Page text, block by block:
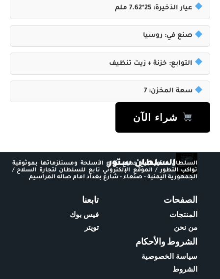
عيار الذخيرة: 25*7.62 ملم
صنع في: روسيا
التوابع: خزنة + زيت تنظيف
سعة المخزن: 7
شراء الآن
السلطان ستور
السلطان ستور لبيع جميع أنواع الأسلحة ومستلزماتها بموثوقية
تواكب التطور / الموقع الإلكتروني تابع للسلطان لتجارة السلاح /
الجمهورية اليمنية - صنعاء - شارع بغداد امام صاله المراسيم
الصفحات
المنتجات
من نحن
تابعنا
فيس بوك
تويتر
الشروط والأحكام
سياسة الخصوصية
الشروط